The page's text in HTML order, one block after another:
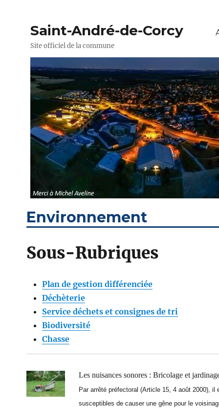
Saint-André-de-Corcy
Site officiel de la commune
Environnement
Sous-Rubriques
Plan de gestion différenciée
Déchèterie
Service déchets et consignes de tri
Biodiversité
Chasse
Les nuisances sonores : Bricolage et
Par arrêté préfectoral (Article 15, 4 août 2000), il
susceptibles de causer une gêne pour le